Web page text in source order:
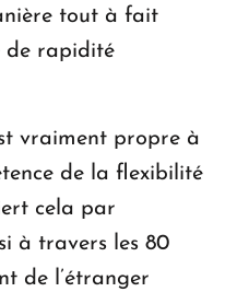
tout à fait
de rapidité
vraiment propre à
de la flexibilité
cela par
à travers les 80
de l’étranger